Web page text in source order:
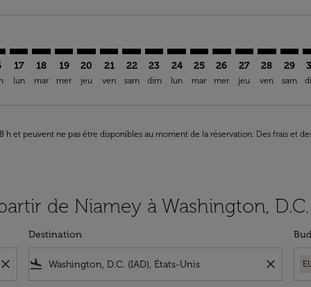
17
lun
18
mar
19
mer
20
jeu
21
ven
22
sam
23
dim
24
lun
25
mar
26
mer
27
jeu
28
ven
29
sam
h et peuvent ne pas être disponibles au moment de la réservation. Des frais et
de Niamey à Washington, D.C.
Destination
flight_land close